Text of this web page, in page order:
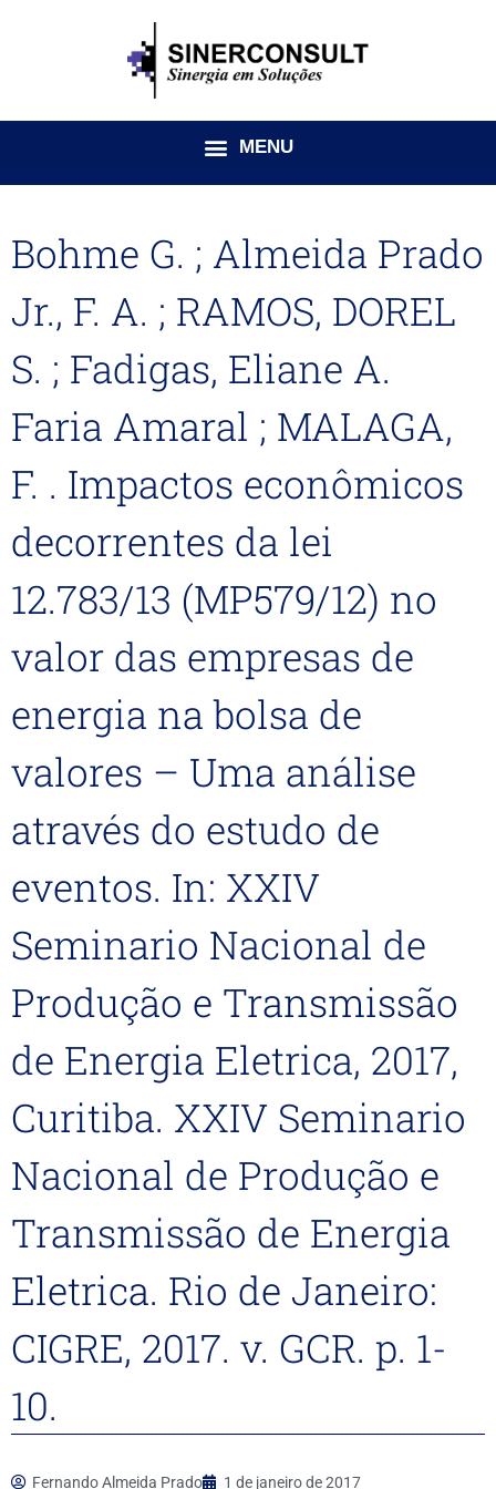
Bohme G. ; Almeida Prado
Jr., F. A. ; RAMOS, DOREL
S. ; Fadigas, Eliane A.
Faria Amaral ; MALAGA,
F. . Impactos econômicos
decorrentes da lei
12.783/13 (MP579/12) no
valor das empresas de
energia na bolsa de
valores – Uma análise
através do estudo de
eventos. In: XXIV
Seminario Nacional de
Produção e Transmissão
de Energia Eletrica, 2017,
Curitiba. XXIV Seminario
Nacional de Produção e
Transmissão de Energia
Eletrica. Rio de Janeiro:
CIGRE, 2017. v. GCR. p. 1-
10.
Fernando Almeida Prado 1 de janeiro de 2017